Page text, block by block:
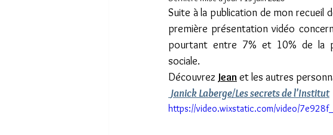
Suite à la publication de mon recueil
première présentation vidéo
pourtant entre 7% et 10% de la
sociale.
Découvrez Jean et les autres
Janick Laberge/Les secrets de l'Institut
https://video.wixstatic.com/video/